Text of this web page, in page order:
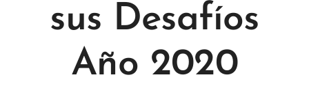
sus Desafíos
Año 2020